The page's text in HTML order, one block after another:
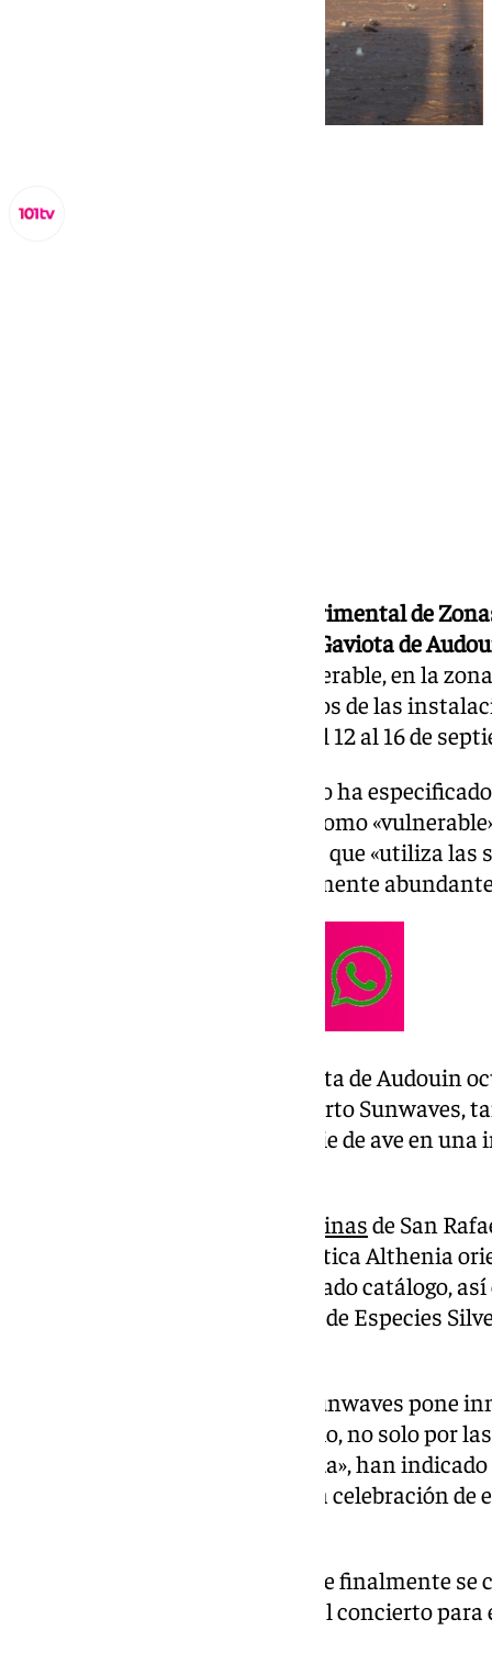
Científicos de la Estación Experimental de
comprobado la presencia de la Gaviota de
considerada como especie vulnerable, en la
Roquetas de Mar «a pocos metros de las
que tiene previsto celebrarse del 12 al 16 de
En una nota, el órgano científico ha
una especie de ave catalogada como
especies amenazadas, de forma que «utiliza
asentamiento, siendo especialmente
La migración otoñal de la Gaviota de Audouin
lo que «la celebración del concierto Sunwaves,
las fechas, afectan a esta especie de ave en
Las Salinasde San
como la planta acuática Althenia
como vulnerable en el mencionado catálogo,
incluidas en el Listado Andaluz de Especies
«La celebración del concierto Sunwaves pone
valores naturales de este espacio, no solo por
modificación del medio realizada», han
«no debería haberse aprobado la celebración
Así, estima que, en el caso de que finalmente
la restauración de la zona tras el concierto